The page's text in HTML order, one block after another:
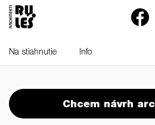
Na stiahnutie Info
Chcem návrh
RULES, s.r.o., Klincová
37/B, 821 08 Bratislava,
Slovensko